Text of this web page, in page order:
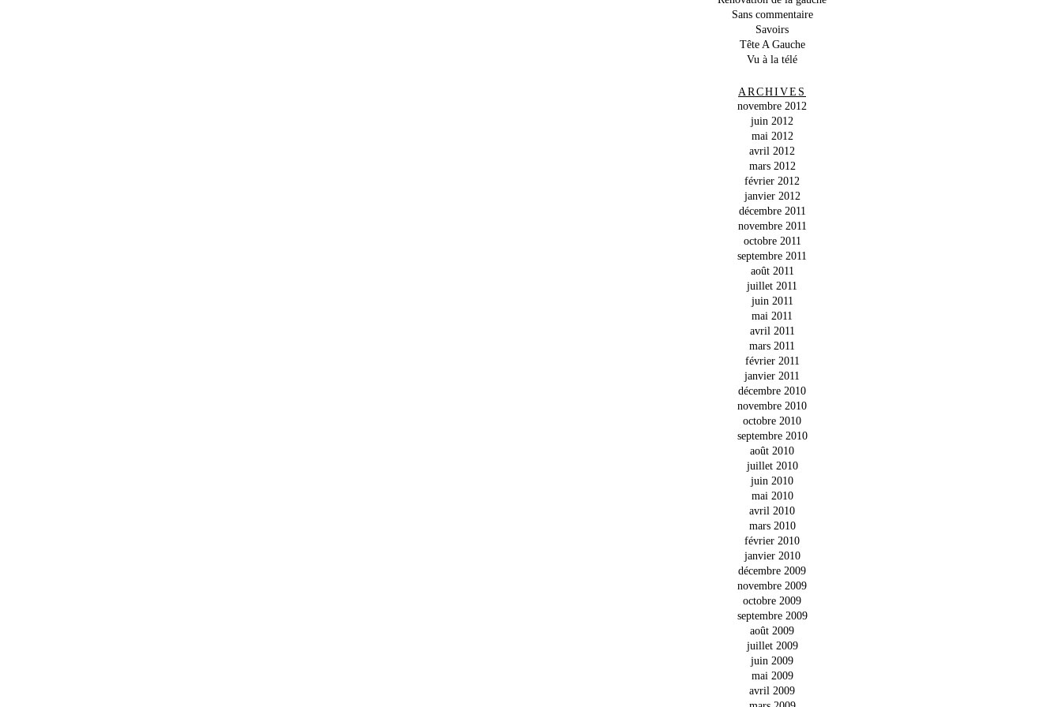
Sans commentaire
Savoirs
Tête A Gauche
Vu à la télé
ARCHIVES
novembre 2012
juin 2012
mai 2012
avril 2012
mars 2012
février 2012
janvier 2012
décembre 2011
novembre 2011
octobre 2011
septembre 2011
août 2011
juillet 2011
juin 2011
mai 2011
avril 2011
mars 2011
février 2011
janvier 2011
décembre 2010
novembre 2010
octobre 2010
septembre 2010
août 2010
juillet 2010
juin 2010
mai 2010
avril 2010
mars 2010
février 2010
janvier 2010
décembre 2009
novembre 2009
octobre 2009
septembre 2009
août 2009
juillet 2009
juin 2009
mai 2009
avril 2009